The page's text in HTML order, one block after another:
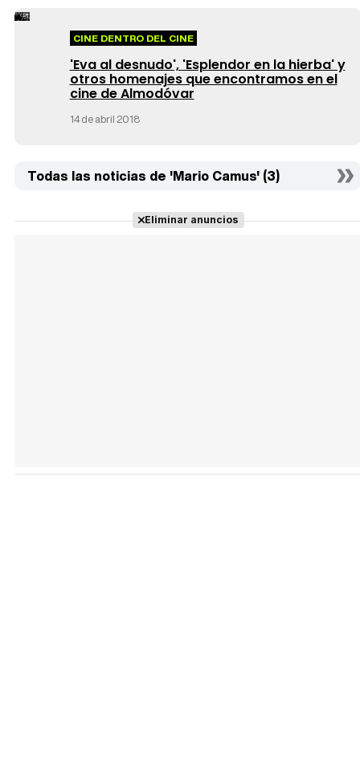
CINE DENTRO DEL CINE
'Eva al desnudo', 'Esplendor en la hierba' y
otros homenajes que encontramos en el
cine de Almodóvar
14 de abril 2018
Todas las noticias de 'Mario Camus' (3)
Eliminar anuncios